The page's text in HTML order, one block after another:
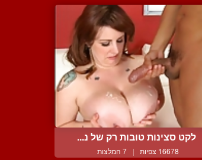
לקט סצינות טובות רק של נ...
16678 צפיות | 7 המלצות